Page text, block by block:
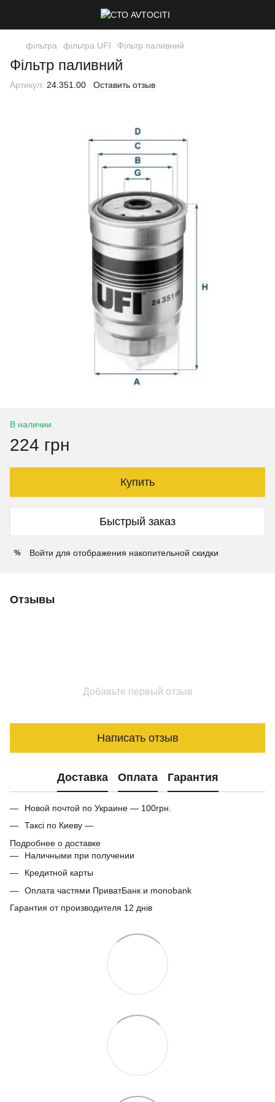
фільтра фільтра UFI Фільтр паливний
Фільтр паливний
Артикул: 24.351.00 Оставить отзыв
В наличии
224 грн
Купить
Быстрый заказ
% Войти для отображения накопительной скидки
Отзывы
Добавьте первый отзыв
Написать отзыв
Доставка Оплата Гарантия
Новой почтой по Украине — 100грн.
Таксі по Киеву —
Подробнее о доставке
Наличными при получении
Кредитной карты
Оплата частями ПриватБанк и monobank
Гарантия от производителя 12 днів